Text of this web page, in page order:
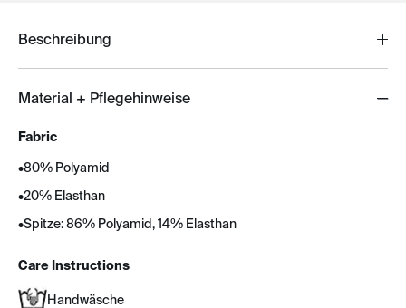
Beschreibung
Material + Pflegehinweise
Fabric
•80% Polyamid
•20% Elasthan
•Spitze: 86% Polyamid, 14% Elasthan
Care Instructions
Handwäsche